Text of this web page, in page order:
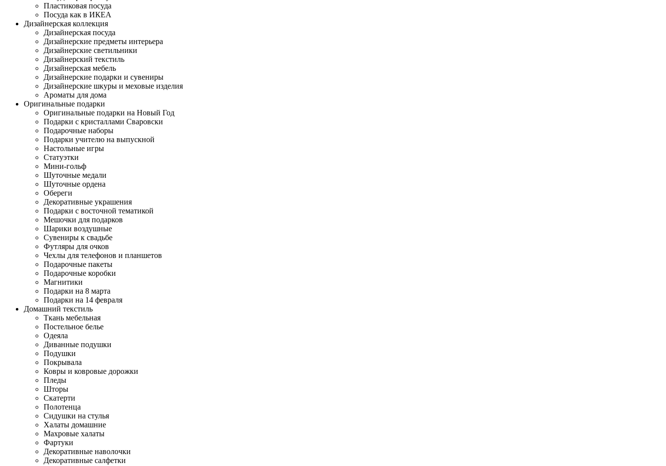
Пластиковая посуда
Посуда как в ИКЕА
Дизайнерская коллекция
Дизайнерская посуда
Дизайнерские предметы интерьера
Дизайнерские светильники
Дизайнерский текстиль
Дизайнерская мебель
Дизайнерские подарки и сувениры
Дизайнерские шкуры и меховые изделия
Ароматы для дома
Оригинальные подарки
Оригинальные подарки на Новый Год
Подарки с кристаллами Сваровски
Подарочные наборы
Подарки учителю на выпускной
Настольные игры
Статуэтки
Мини-гольф
Шуточные медали
Шуточные ордена
Обереги
Декоративные украшения
Подарки с восточной тематикой
Мешочки для подарков
Шарики воздушные
Сувениры к свадьбе
Футляры для очков
Чехлы для телефонов и планшетов
Подарочные пакеты
Подарочные коробки
Магнитики
Подарки на 8 марта
Подарки на 14 февраля
Домашний текстиль
Ткань мебельная
Постельное белье
Одеяла
Диванные подушки
Подушки
Покрывала
Ковры и ковровые дорожки
Пледы
Шторы
Скатерти
Полотенца
Сидушки на стулья
Халаты домашние
Махровые халаты
Фартуки
Декоративные наволочки
Декоративные салфетки